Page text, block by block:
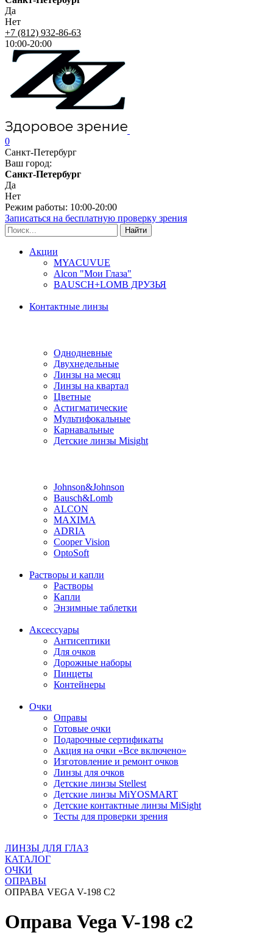
Да
Нет
+7 (812) 932-86-63
10:00-20:00
0
Санкт-Петербург
Ваш город:
Санкт-Петербург
Да
Нет
Режим работы: 10:00-20:00
Записаться на бесплатную проверку зрения
Акции
MYACUVUE
Alcon "Мои Глаза"
BAUSCH+LOMB ДРУЗЬЯ
Контактные линзы
Однодневные
Двухнедельные
Линзы на месяц
Линзы на квартал
Цветные
Астигматические
Мультифокальные
Карнавальные
Детские линзы Misight
Johnson&Johnson
Bausch&Lomb
ALCON
MAXIMA
ADRIA
Cooper Vision
OptoSoft
Растворы и капли
Растворы
Капли
Энзимные таблетки
Аксессуары
Антисептики
Для очков
Дорожные наборы
Пинцеты
Контейнеры
Очки
Оправы
Готовые очки
Подарочные сертификаты
Акция на очки «Все включено»
Изготовление и ремонт очков
Линзы для очков
Детские линзы Stellest
Детские линзы MiYOSMART
Детские контактные линзы MiSight
Тесты для проверки зрения
ЛИНЗЫ ДЛЯ ГЛАЗ
КАТАЛОГ
ОЧКИ
ОПРАВЫ
ОПРАВА VEGA V-198 C2
Оправа Vega V-198 c2